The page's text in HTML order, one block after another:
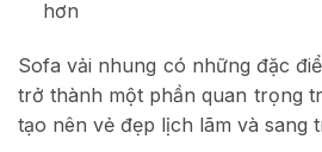
hơn
Sofa vải nhung có những đặc
trở thành một phần quan trọng
tạo nên vẻ đẹp lịch lãm và sang